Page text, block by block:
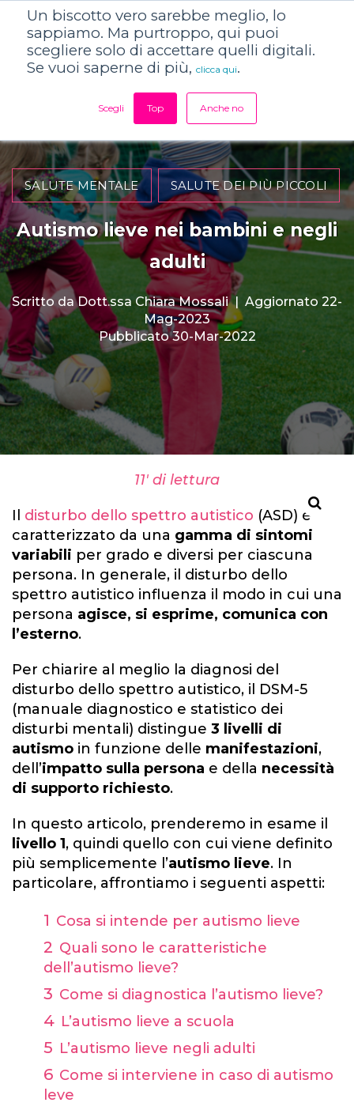
Un biscotto vero sarebbe meglio, lo
sappiamo. Ma purtroppo, qui puoi
scegliere solo di accettare quelli digitali.
Se vuoi saperne di più, clicca qui.
Scegli Top Anche no
SALUTE MENTALE SALUTE DEI PIÙ PICCOLI
Autismo lieve nei bambini e negli
adulti
Scritto da Dott.ssa Chiara Mossali| Aggiornato 22-
Mag-2023
Pubblicato 30-Mar-2022
11' di lettura
Il disturbo dello spettro autistico (ASD) è
caratterizzato da una gamma di sintomi
variabili per grado e diversi per ciascuna
persona. In generale, il disturbo dello
spettro autistico influenza il modo in cui una
persona agisce, si esprime, comunica con
l’esterno.
Per chiarire al meglio la diagnosi del
disturbo dello spettro autistico, il DSM-5
(manuale diagnostico e statistico dei
disturbi mentali) distingue 3 livelli di
autismo in funzione delle manifestazioni,
dell’impatto sulla persona e della necessità
di supporto richiesto.
In questo articolo, prenderemo in esame il
livello 1, quindi quello con cui viene definito
più semplicemente l’autismo lieve. In
particolare, affrontiamo i seguenti aspetti:
Cosa si intende per autismo lieve
Quali sono le caratteristiche
dell’autismo lieve?
Come si diagnostica l’autismo lieve?
L’autismo lieve a scuola
L’autismo lieve negli adulti
Come si interviene in caso di autismo
leve